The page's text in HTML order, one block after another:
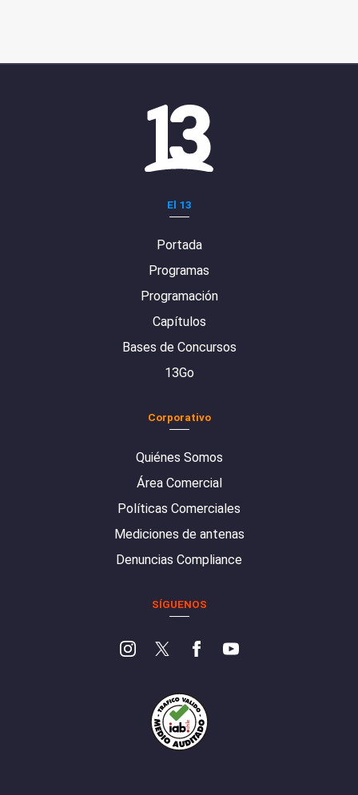
El 13
Portada
Programas
Programación
Capítulos
Bases de Concursos
13Go
Corporativo
Quiénes Somos
Área Comercial
Políticas Comerciales
Mediciones de antenas
Denuncias Compliance
SÍGUENOS